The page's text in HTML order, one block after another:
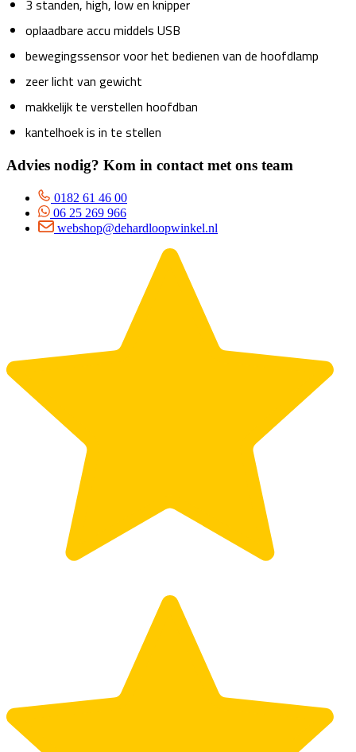
3 standen, high, low en knipper
oplaadbare accu middels USB
bewegingssensor voor het bedienen van de hoofdlamp
zeer licht van gewicht
makkelijk te verstellen hoofdban
kantelhoek is in te stellen
Advies nodig? Kom in contact met ons team
0182 61 46 00
06 25 269 966
webshop@dehardloopwinkel.nl